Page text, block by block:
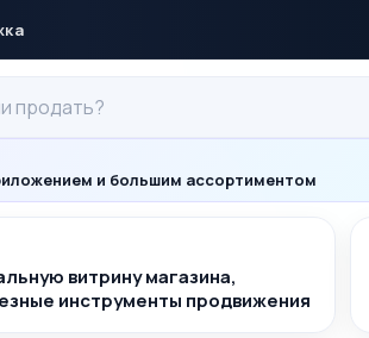
и большим ассортиментом
витрину магазина,
инструменты продвижения